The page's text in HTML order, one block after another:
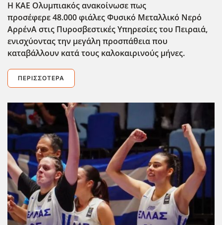
Η ΚΑΕ Ολυμπιακός ανακοίνωσε πως
προσέφερε 48.000 φιάλες Φυσικό Μεταλλικό Νερό
ΑρρένΑ στις Πυροσβεστικές Υπηρεσίες του Πειραιά,
ενισχύοντας την μεγάλη προσπάθεια που
καταβάλλουν κατά τους καλοκαιρινούς μήνες.
ΠΕΡΙΣΣΌΤΕΡΑ